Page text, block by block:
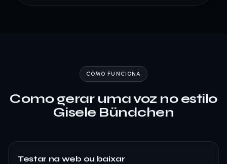
COMO FUNCIONA
Como gerar uma voz no estilo
Gisele Bündchen
Testar na web ou baixar